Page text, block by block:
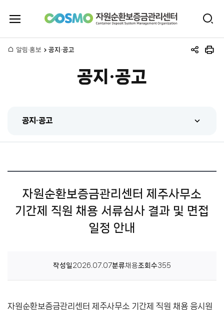
자
보
금
관
리
터
전
체
메
뉴
검
공지·공고
공지·공고
간행물
홈
알림·홍보 공지·공고
공
인
공지·공고
자원순환보증금관리센터 제주사무소
기간제 직원 채용 서류심사 결과 및 면접
일정 안내
작성일 2026.07.07분류채용조회수355
자원순환보증금관리센터 제주사무소 기간제 직원 채용 응시원